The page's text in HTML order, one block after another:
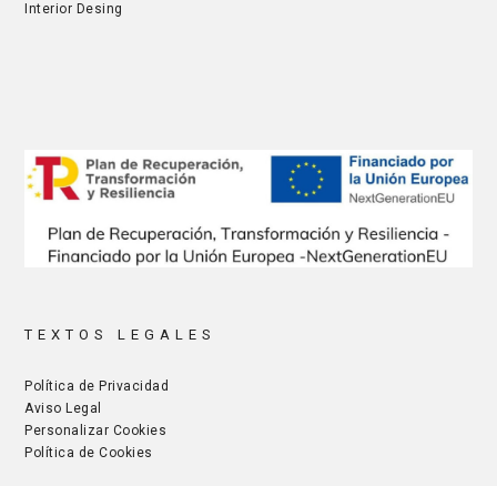
Interior Desing
TEXTOS LEGALES
Política de Privacidad
Aviso Legal
Personalizar Cookies
Política de Cookies